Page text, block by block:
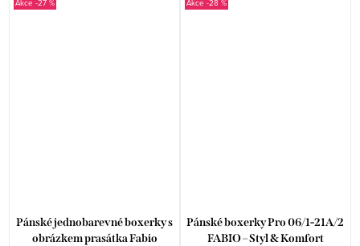
-27 %
Pánské jednobarevné boxerky s
obrázkem prasátka Fabio
-28 %
Pánské boxerky Pro 06/1-21A/2
FABIO – Styl & Komfort